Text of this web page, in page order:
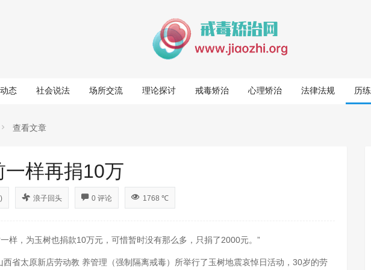
态 社会说法 场所交流 理论探讨 戒毒矫治 心理矫治 法律法规 历
查看文章
样再捐10万
浪子回头 0 评论 1768 ℃
，为玉树也捐款10万元，可惜暂时没有那么多，只捐了2000元。”
太原新店劳动教 养管理（强制隔离戒毒）所举行了玉树地震哀悼日活动，30岁的劳